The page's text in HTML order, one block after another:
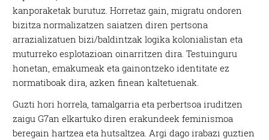
kanporaketak burutuz. Horretaz gain, migratu ondoren
bizitza normalizatzen saiatzen diren pertsona
arrazializatuen bizi/baldintzak logika kolonialistan eta
muturreko esplotazioan oinarritzen dira. Testuinguru
honetan, emakumeak eta gainontzeko identitate ez
normatiboak dira, azken finean kaltetuenak.
Guzti hori horrela, tamalgarria eta perbertsoa iruditzen
zaigu G7an elkartuko diren erakundeek feminismoa
beregain hartzea eta hutsaltzea. Argi dago irabazi guztien